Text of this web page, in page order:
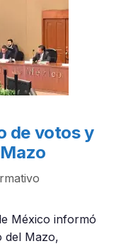
de votos y
México informó
del Mazo,